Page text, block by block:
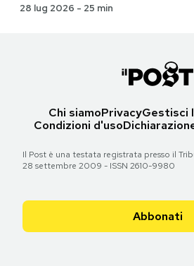
28 lug 2026 - 25 min
Chi siamoPrivacyGestisci
Condizioni d'uso
Il Post è una testata registrata presso il
28 settembre 2009 - ISSN 2610-9980
Abbonati